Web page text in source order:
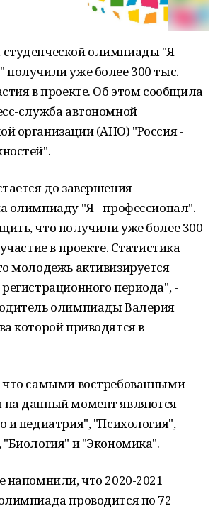
олимпиады "Я -
получили уже более 300 тыс.
в проекте. Об этом сообщила
служба автономной
организации (АНО) "Россия -
до завершения
олимпиаду "Я - профессионал".
что получили уже более 300
в проекте. Статистика
молодежь активизируется
периода", -
олимпиады Валерия
которой приводятся в
что самыми востребованными
на данный момент являются
и педиатрия", "Психология",
и "Экономика".
напомнили, что 2020-2021
проводится по 72